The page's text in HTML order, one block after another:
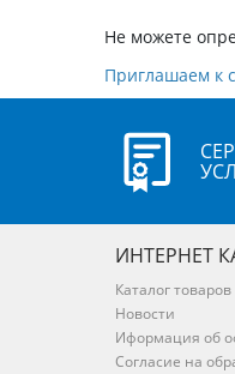
Не можете
Приглашаем к
ИНТЕРНЕТ
Каталог товаров
Новости
Иформация об
Согласие на